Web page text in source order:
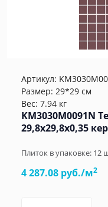
Артикул:
Размер: 29*29 см
Вес: 7.94 кг
KM3030M0091N
29,8x29,8x0,35
Плиток в упаковке: 12
4 287.08 руб./м2